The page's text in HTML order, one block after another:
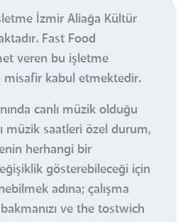
İzmir Aliağa Kültür
Fast Food
veren bu işletme
misafir kabul etmektedir.
canlı müzik olduğu
müzik saatleri özel durum,
herhangi bir
gösterebileceği için
adına; çalışma
ve the tostwich